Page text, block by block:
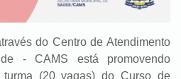
do Centro de Atendimento
- CAMS está promovendo
turma (20 vagas) do Curso de